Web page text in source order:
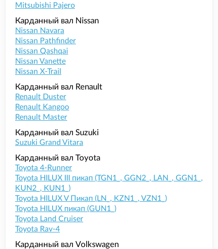
Mitsubishi Pajero
Карданный вал Nissan
Nissan Navara
Nissan Pathfinder
Nissan Qashqai
Nissan Vanette
Nissan X-Trail
Карданный вал Renault
Renault Duster
Renault Kangoo
Renault Master
Карданный вал Suzuki
Suzuki Grand Vitara
Карданный вал Toyota
Toyota 4-Runner
Toyota HILUX III пикап (TGN1_, GGN2_, LAN_, GGN1_,
KUN2_, KUN1_)
Toyota HILUX V Пикап (LN_, KZN1_, VZN1_)
Toyota HILUX пикап (GUN1_)
Toyota Land Cruiser
Toyota Rav-4
Карданный вал Volkswagen